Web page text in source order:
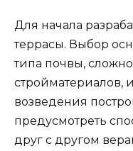
Для начала
террасы. Выбор
типа почвы,
стройматериалов,
возведения
предусмотреть
друг с другом